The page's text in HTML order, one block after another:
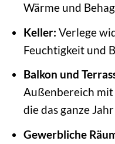
Wärme und
Keller: Verlege
Feuchtigkeit und
Balkon und
Außenbereich
die das ganze
Gewerbliche